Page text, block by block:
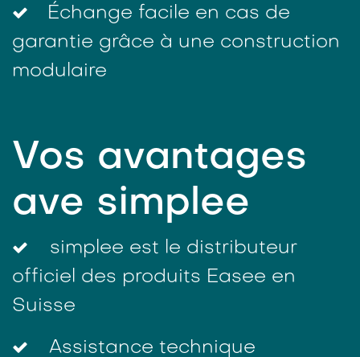
Échange facile en cas de
garantie grâce à une construction
modulaire
Vos avantages
ave simplee
simplee est le distributeur
officiel des produits Easee en
Suisse
Assistance technique